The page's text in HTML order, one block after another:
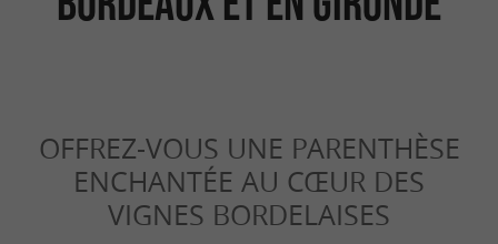
OFFREZ-VOUS UNE PARENTHÈSE
ENCHANTÉE AU CŒUR DES
VIGNES BORDELAISES